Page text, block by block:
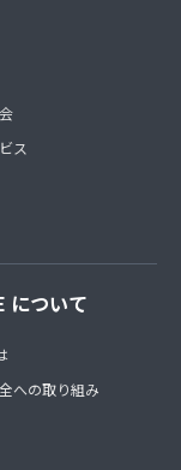
ス
について
への取り組み